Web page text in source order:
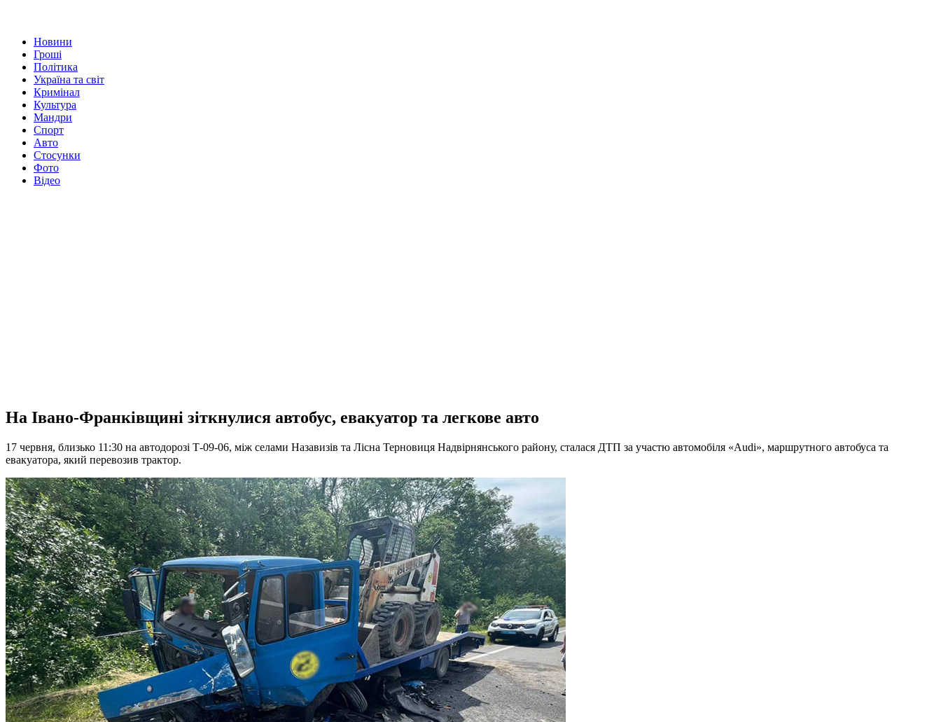
Новини
Гроші
Політика
Україна та світ
Кримінал
Культура
Мандри
Спорт
Авто
Стосунки
Фото
Відео
На Івано-Франківщині зіткнулися автобус, евакуатор та легкове авто
17 червня, близько 11:30 на автодорозі Т-09-06, між селами Назавизів та Лісна Терновиця Надвірнянського району, сталася ДТП за участю автомобіля «Audi», маршрутного автобуса та
евакуатора, який перевозив трактор.